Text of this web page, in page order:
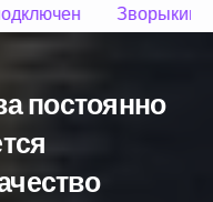
Зворыкина
постоянно